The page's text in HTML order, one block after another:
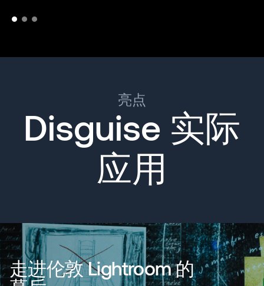
亮点
Disguise 实际
应用
走进伦敦 Lightroom 的